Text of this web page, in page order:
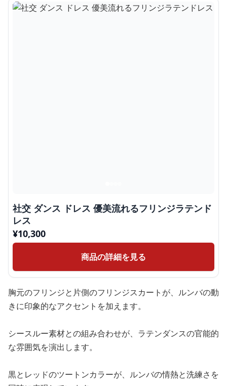
社交 ダンス ドレス 優美流れるフリンジラテンド
レス
¥10,300
商品の詳細を見る
胸元のフリンジと片側のフリンジスカートが、ルンバの動
きに印象的なアクセントを加えます。
シースルー素材との組み合わせが、ラテンダンスの官能的
な雰囲気を演出します。
黒とレッドのツートンカラーが、ルンバの情熱と洗練さを